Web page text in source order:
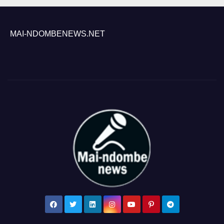
MAI-NDOMBENEWS.NET